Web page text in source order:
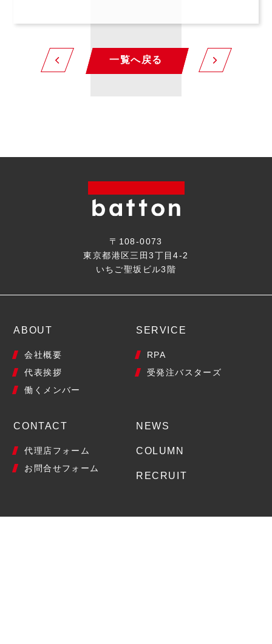
一覧へ戻る
〒108-0073
東京都港区三田3丁目4-2
いちご聖坂ビル3階
ABOUT
会社概要
代表挨拶
働くメンバー
SERVICE
RPA
受発注バスターズ
CONTACT
代理店フォーム
お問合せフォーム
NEWS
COLUMN
RECRUIT